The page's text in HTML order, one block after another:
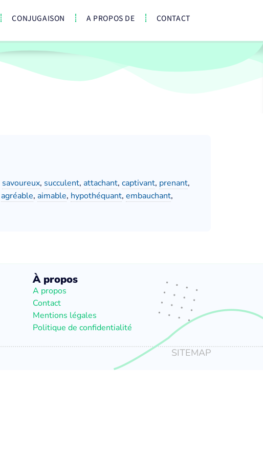
CONJUGAISON A PROPOS DE CONTACT
savoureux, succulent, attachant, captivant, prenant,
agréable, aimable, hypothéquant, embauchant,
À propos
A propos
Contact
Mentions légales
Politique de confidentialité
SITEMAP